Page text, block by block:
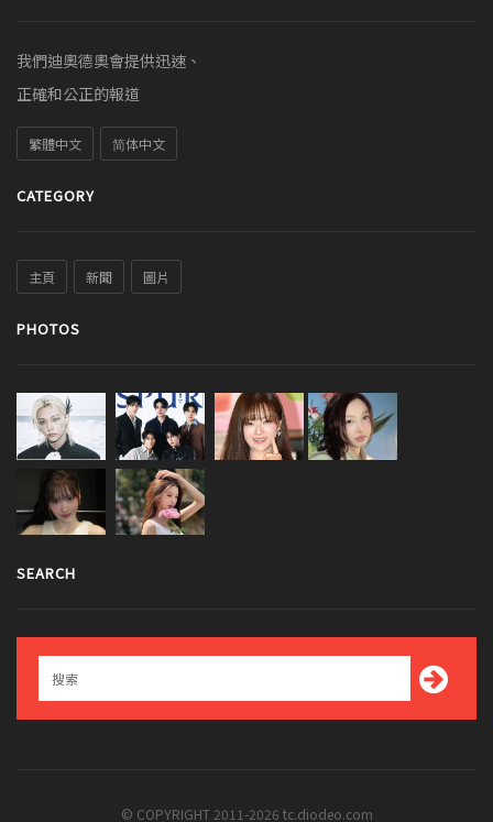
我們迪奧德奧會提供迅速、
正確和公正的報道
繁體中文 简体中文
CATEGORY
主頁 新聞 圖片
PHOTOS
SEARCH
© COPYRIGHT 2011-2026 tc.diodeo.com